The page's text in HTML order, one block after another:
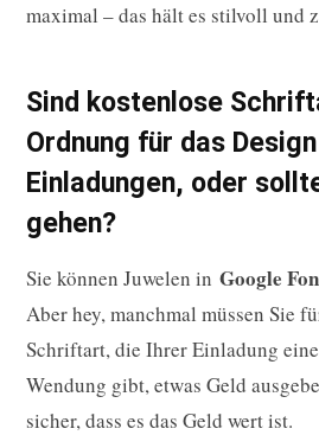
maximal – das hält es stilvoll und
Sind kostenlose
Ordnung für das
Einladungen, oder
gehen?
Sie können Juwelen in Google
Aber hey, manchmal müssen Sie
Schriftart, die Ihrer Einladung
Wendung gibt, etwas Geld
sicher, dass es das Geld wert ist.